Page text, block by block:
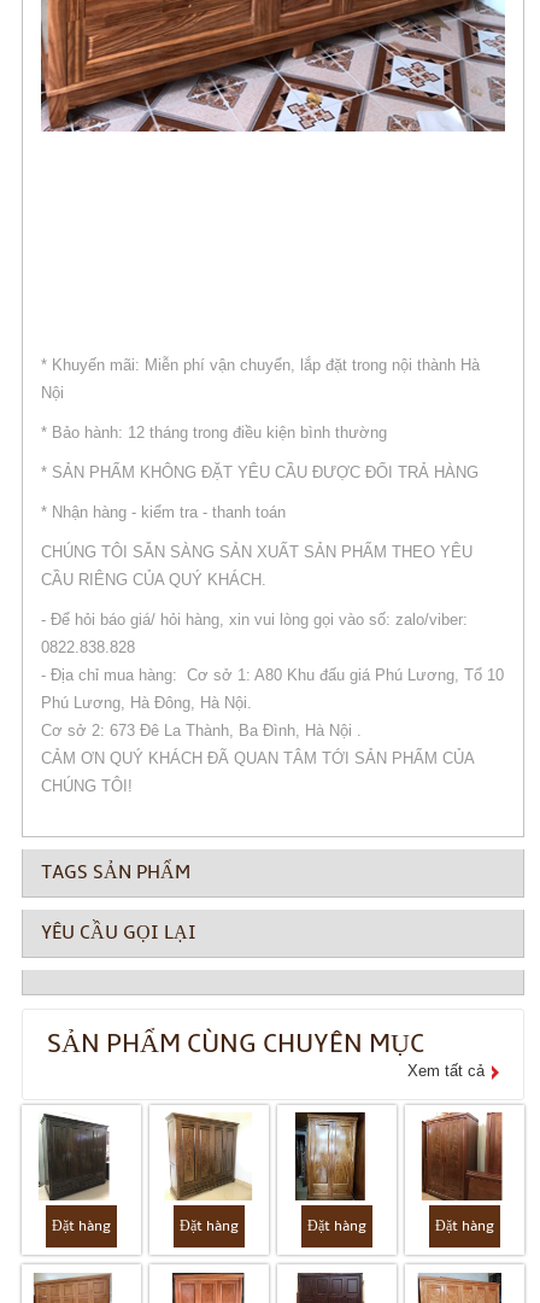
* Khuyến mãi: Miễn phí vận chuyển, lắp đặt trong nội thành Hà
Nội
* Bảo hành: 12 tháng trong điều kiện bình thường
* SẢN PHẨM KHÔNG ĐẶT YÊU CẦU ĐƯỢC ĐỔI TRẢ HÀNG
* Nhận hàng - kiểm tra - thanh toán
CHÚNG TÔI SẴN SÀNG SẢN XUẤT SẢN PHẨM THEO YÊU
CẦU RIÊNG CỦA QUÝ KHÁCH.
- Để hỏi báo giá/ hỏi hàng, xin vui lòng gọi vào số: zalo/viber:
0822.838.828
- Địa chỉ mua hàng: Cơ sở 1: A80 Khu đấu giá Phú Lương, Tổ 10
Phú Lương, Hà Đông, Hà Nội.
Cơ sở 2: 673 Đê La Thành, Ba Đình, Hà Nội .
CẢM ƠN QUÝ KHÁCH ĐÃ QUAN TÂM TỚI SẢN PHẨM CỦA
CHÚNG TÔI!
TAGS SẢN PHẨM
YÊU CẦU GỌI LẠI
SẢN PHẨM CÙNG CHUYÊN MỤC
Xem tất cả
Đặt hàng Đặt hàng Đặt hàng Đặt hàng